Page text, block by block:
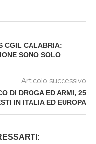
CGIL CALABRIA:
SONO SOLO
Articolo successivo
DI DROGA ED ARMI, 25
IN ITALIA ED EUROPA